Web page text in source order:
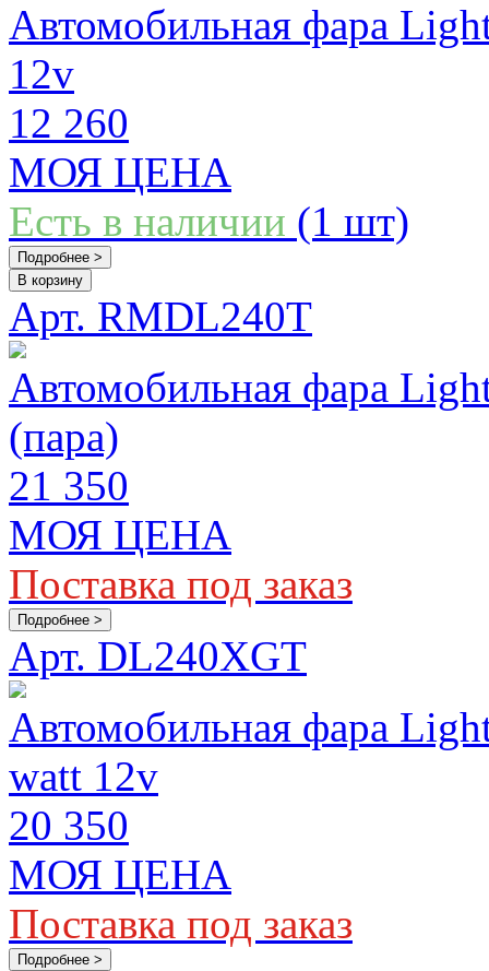
Автомобильная фара
12v
12 260
МОЯ ЦЕНА
Есть в наличии (1 шт)
Подробнее >
В корзину
Арт. RMDL240T
Автомобильная фара
(пара)
21 350
МОЯ ЦЕНА
Поставка под заказ
Подробнее >
Арт. DL240XGT
Автомобильная фара
watt 12v
20 350
МОЯ ЦЕНА
Поставка под заказ
Подробнее >